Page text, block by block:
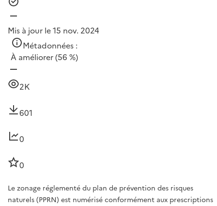
Mis à jour le 15 nov. 2024
Métadonnées :
À améliorer(56 %)
2K
601
0
0
Le zonage réglementé du plan de prévention des risques
naturels (PPRN) est numérisé conformément aux prescriptions